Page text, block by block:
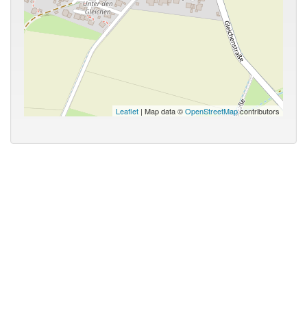
Leaflet | Map data ©OpenStreetMapcontributors